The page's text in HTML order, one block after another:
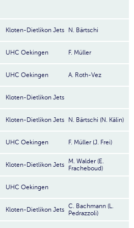
Kloten-Dietlikon Jets N. Bärtschi
UHC Oekingen F. Müller
UHC Oekingen A. Roth-Vez
Kloten-Dietlikon Jets
Kloten-Dietlikon Jets N. Bärtschi (N. Kälin)
UHC Oekingen F. Müller (J. Frei)
Kloten-Dietlikon Jets
M. Walder (E.
Fracheboud)
UHC Oekingen
Kloten-Dietlikon Jets C. Bachmann (L.
Pedrazzoli)